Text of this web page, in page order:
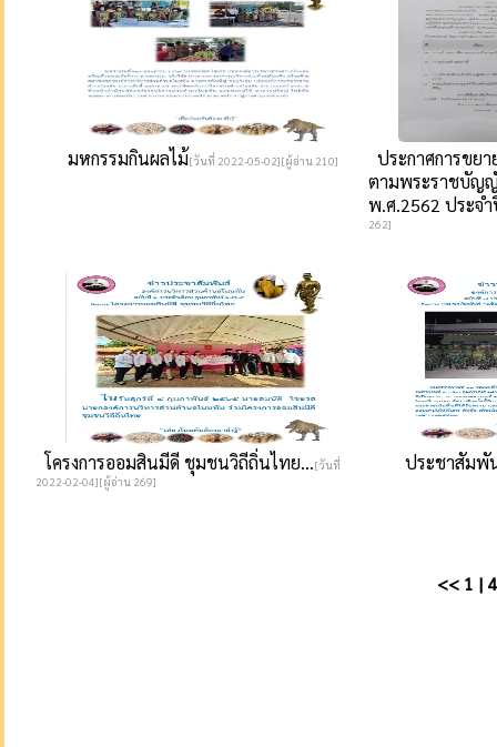
มหกรรมกินผลไม้[วันที่ 2022-05-02][ผู้อ่าน 210]
ประกาศการขย
ตามพระราชบัญ
พ.ศ.2562 ประจ
262]
โครงการออมสินมีดี ชุมชนวิถีถิ่นไทย...[วันที่
2022-02-04][ผู้อ่าน 269]
ประชาสัม
<< 1 | 4